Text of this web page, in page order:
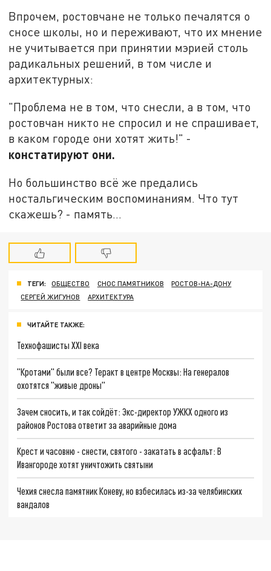
Впрочем, ростовчане не только печалятся о
сносе школы, но и переживают, что их мнение
не учитывается при принятии мэрией столь
радикальных решений, в том числе и
архитектурных:
"Проблема не в том, что снесли, а в том, что
ростовчан никто не спросил и не спрашивает,
в каком городе они хотят жить!" -
констатируют они.
Но большинство всё же предались
ностальгическим воспоминаниям. Что тут
скажешь? - память...
ТЕГИ: ОБЩЕСТВО СНОС ПАМЯТНИКОВ
РОСТОВ-НА-ДОНУ
СЕРГЕЙ ЖИГУНОВ
АРХИТЕКТУРА
ЧИТАЙТЕ ТАКЖЕ:
Технофашисты XXI века
"Кротами" были все? Теракт в центре Москвы: На генералов
охотятся "живые дроны"
Зачем сносить, и так сойдёт: Экс-директор УЖКХ одного из
районов Ростова ответит за аварийные дома
Крест и часовню - снести, святого - закатать в асфальт: В
Ивангороде хотят уничтожить святыни
Чехия снесла памятник Коневу, но взбесилась из-за челябинских
вандалов